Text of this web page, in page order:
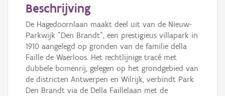
Beschrijving
De Hagedoornlaan maakt deel uit van de Nieuw-
Parkwijk "Den Brandt", een prestigieus villapark in
1910 aangelegd op gronden van de familie della
Faille de Waerloos. Het rechtlijnige tracé met
dubbele bomenrij, gelegen op het grondgebied van
de districten Antwerpen en Wilrijk, verbindt Park
Den Brandt via de Della Faillelaan met de